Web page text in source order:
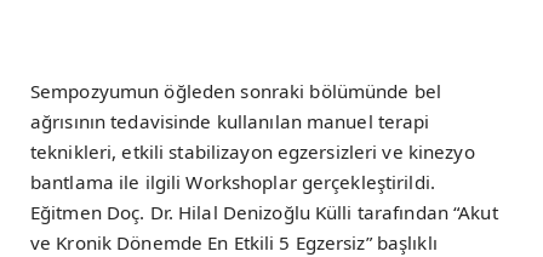
Sempozyumun öğleden sonraki bölümünde bel
ağrısının tedavisinde kullanılan manuel terapi
teknikleri, etkili stabilizayon egzersizleri ve kinezyo
bantlama ile ilgili Workshoplar gerçekleştirildi.
Eğitmen Doç. Dr. Hilal Denizoğlu Külli tarafından “Akut
ve Kronik Dönemde En Etkili 5 Egzersiz” başlıklı